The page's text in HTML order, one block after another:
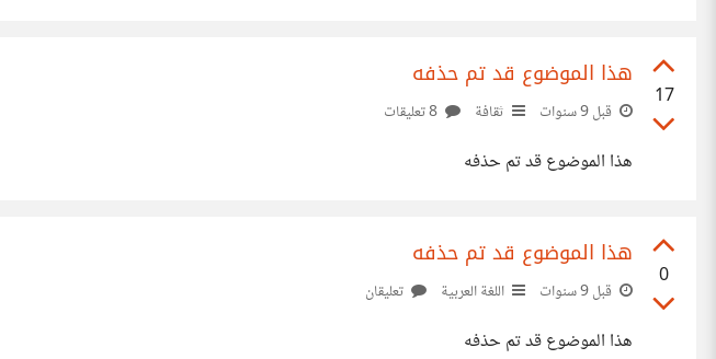
17
هذا الموضوع قد تم حذفه
قبل 9 سنوات ثقافة
هذا الموضوع قد تم حذفه
0
هذا الموضوع قد تم حذفه
قبل 9 سنوات اللغة العربية تعليقان
هذا الموضوع قد تم حذفه